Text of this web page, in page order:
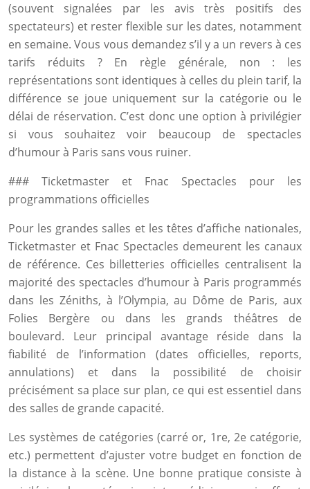
(souvent signalées par les avis très positifs des
spectateurs) et rester flexible sur les dates, notamment
en semaine. Vous vous demandez s’il y a un revers à ces
tarifs réduits ? En règle générale, non : les
représentations sont identiques à celles du plein tarif, la
différence se joue uniquement sur la catégorie ou le
délai de réservation. C’est donc une option à privilégier
si vous souhaitez voir beaucoup de spectacles
d’humour à Paris sans vous ruiner.
### Ticketmaster et Fnac Spectacles pour les
programmations officielles
Pour les grandes salles et les têtes d’affiche nationales,
Ticketmaster et Fnac Spectacles demeurent les canaux
de référence. Ces billetteries officielles centralisent la
majorité des spectacles d’humour à Paris programmés
dans les Zéniths, à l’Olympia, au Dôme de Paris, aux
Folies Bergère ou dans les grands théâtres de
boulevard. Leur principal avantage réside dans la
fiabilité de l’information (dates officielles, reports,
annulations) et dans la possibilité de choisir
précisément sa place sur plan, ce qui est essentiel dans
des salles de grande capacité.
Les systèmes de catégories (carré or, 1re, 2e catégorie,
etc.) permettent d’ajuster votre budget en fonction de
la distance à la scène. Une bonne pratique consiste à